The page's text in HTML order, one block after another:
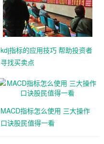
kdj指标的应用技巧 帮助投资者
寻找买卖点
MACD指标怎么使用 三大操作
口诀股民值得一看